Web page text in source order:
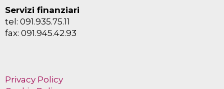
Servizi finanziari
tel: 091.935.75.11
fax: 091.945.42.93
Privacy Policy